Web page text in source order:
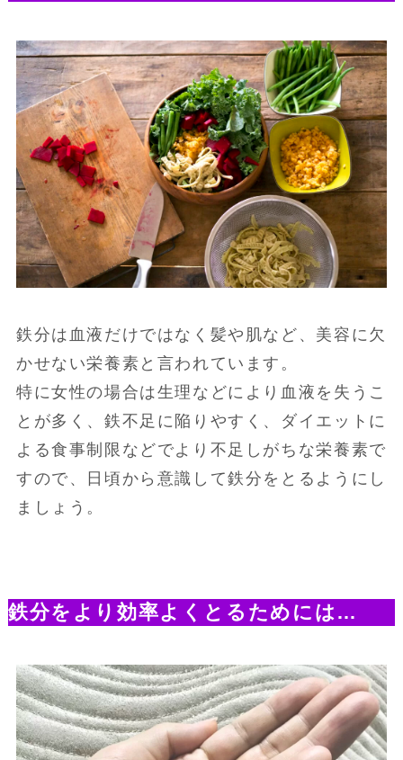
鉄分は血液だけではなく髪や肌など、美容に欠
かせない栄養素と言われています。
特に女性の場合は生理などにより血液を失うこ
とが多く、鉄不足に陥りやすく、ダイエットに
よる食事制限などでより不足しがちな栄養素で
すので、日頃から意識して鉄分をとるようにし
ましょう。
鉄分をより効率よくとるためには…